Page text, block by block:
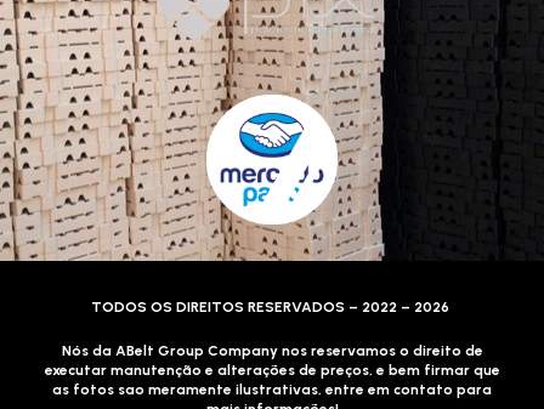
TODOS OS DIREITOS RESERVADOS – 2022 – 2026
Nós da ABelt Group Company nos reservamos o direito de
executar manutenção e alterações de preços, e bem firmar que
as fotos sao meramente ilustrativas, entre em contato para